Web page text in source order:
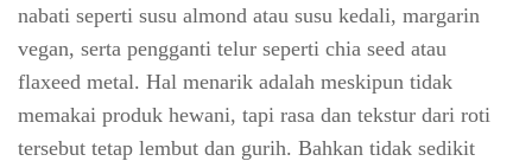
nabati seperti susu almond atau susu kedali, margarin
vegan, serta pengganti telur seperti chia seed atau
flaxeed metal. Hal menarik adalah meskipun tidak
memakai produk hewani, tapi rasa dan tekstur dari roti
tersebut tetap lembut dan gurih. Bahkan tidak sedikit